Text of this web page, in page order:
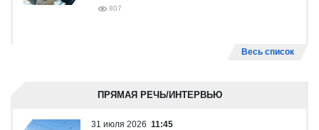
807
Весь список
ПРЯМАЯ РЕЧЬ/ИНТЕРВЬЮ
31 июля 2026 11:45